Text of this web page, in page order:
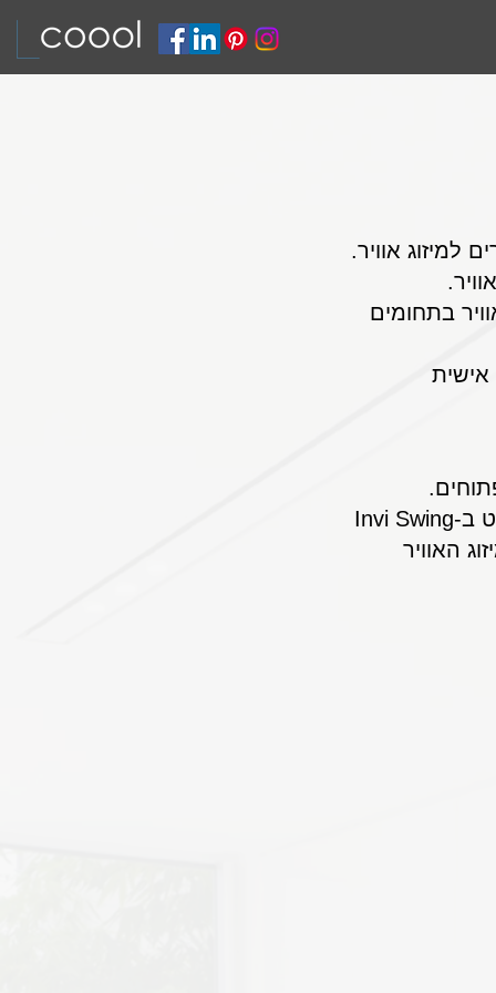
למיזוג אוויר.
בתחומים
אישית
המוצר מגיע עם בקר חיבור בלוטות' המאפשר לשלוט בו מרחוק. ניתן לשלוט ב-Invi Swing
האוויר